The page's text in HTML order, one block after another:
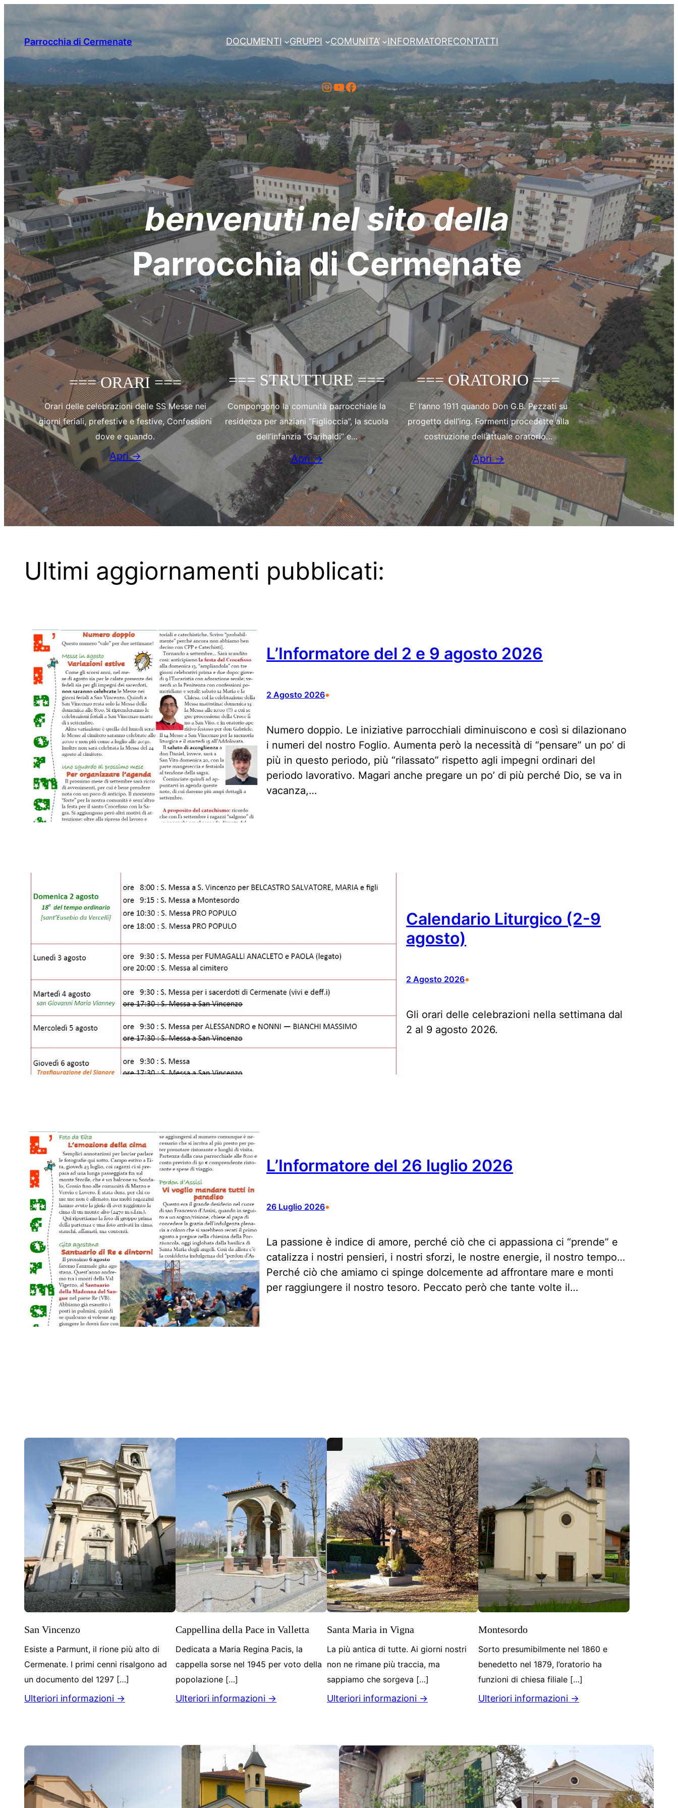
contenuto
Parrocchia di Cermenate DOCUMENTI GRUPPI COMUNITA’ INFORMATORECONTATTI
Instagram
YouTube
Facebook
benvenuti nel sito della
Parrocchia di Cermenate
=== ORARI ===
Orari delle celebrazioni delle SS Messe nei
giorni feriali, prefestive e festive, Confessioni
dove e quando.
Apri →
=== STRUTTURE ===
Compongono la comunità parrocchiale la
residenza per anziani “Figlioccia”, la scuola
dell’infanzia “Garibaldi” e…
Apri →
=== ORATORIO ===
E’ l’anno 1911 quando Don G.B. Pezzati su
progetto dell’ing. Formenti procedette alla
costruzione dell’attuale oratorio…
Apri →
Ultimi aggiornamenti pubblicati:
L’Informatore del 2 e 9 agosto 2026
2 Agosto 2026•
Numero doppio. Le iniziative parrocchiali diminuiscono e così si dilazionano
i numeri del nostro Foglio. Aumenta però la necessità di “pensare” un po’ di
più in questo periodo, più “rilassato” rispetto agli impegni ordinari del
periodo lavorativo. Magari anche pregare un po’ di più perché Dio, se va in
vacanza,…
Calendario Liturgico (2-9
agosto)
2 Agosto 2026•
Gli orari delle celebrazioni nella settimana dal
2 al 9 agosto 2026.
L’Informatore del 26 luglio 2026
26 Luglio 2026•
La passione è indice di amore, perché ciò che ci appassiona ci “prende” e
catalizza i nostri pensieri, i nostri sforzi, le nostre energie, il nostro tempo…
Perché ciò che amiamo ci spinge dolcemente ad affrontare mare e monti
per raggiungere il nostro tesoro. Peccato però che tante volte il…
San Vincenzo
Esiste a Parmunt, il rione più alto di
Cermenate. I primi cenni risalgono ad
un documento del 1297 […]
Ulteriori informazioni →
Cappellina della Pace in Valletta
Dedicata a Maria Regina Pacis, la
cappella sorse nel 1945 per voto della
popolazione […]
Ulteriori informazioni →
Santa Maria in Vigna
La più antica di tutte. Ai giorni nostri
non ne rimane più traccia, ma
sappiamo che sorgeva […]
Ulteriori informazioni →
Montesordo
Sorto presumibilmente nel 1860 e
benedetto nel 1879, l’oratorio ha
funzioni di chiesa filiale […]
Ulteriori informazioni →